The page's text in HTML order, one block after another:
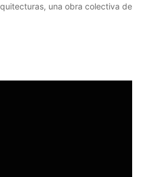
una obra colectiva de